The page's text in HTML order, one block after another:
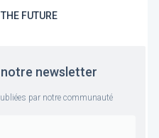
FUTURE
newsletter
par notre communauté